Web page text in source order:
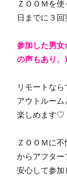
ＺＯＯＭを
日までに３回
参加した男
の声もあり、
リモートな
アウトルー
楽しめます♡
ＺＯＯＭに
からアフター
安心して参加